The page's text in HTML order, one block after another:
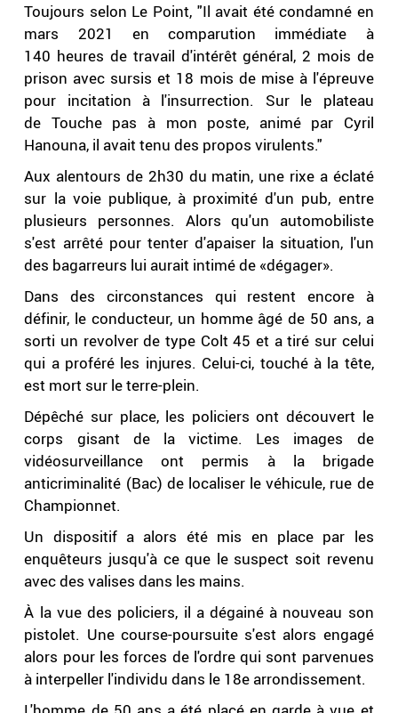
Toujours selon Le Point, "Il avait été condamné en
mars 2021 en comparution immédiate à
140 heures de travail d'intérêt général, 2 mois de
prison avec sursis et 18 mois de mise à l'épreuve
pour incitation à l'insurrection. Sur le plateau
de Touche pas à mon poste, animé par Cyril
Hanouna, il avait tenu des propos virulents."
Aux alentours de 2h30 du matin, une rixe a éclaté
sur la voie publique, à proximité d'un pub, entre
plusieurs personnes. Alors qu'un automobiliste
s'est arrêté pour tenter d'apaiser la situation, l'un
des bagarreurs lui aurait intimé de «dégager».
Dans des circonstances qui restent encore à
définir, le conducteur, un homme âgé de 50 ans, a
sorti un revolver de type Colt 45 et a tiré sur celui
qui a proféré les injures. Celui-ci, touché à la tête,
est mort sur le terre-plein.
Dépêché sur place, les policiers ont découvert le
corps gisant de la victime. Les images de
vidéosurveillance ont permis à la brigade
anticriminalité (Bac) de localiser le véhicule, rue de
Championnet.
Un dispositif a alors été mis en place par les
enquêteurs jusqu'à ce que le suspect soit revenu
avec des valises dans les mains.
À la vue des policiers, il a dégainé à nouveau son
pistolet. Une course-poursuite s'est alors engagé
alors pour les forces de l'ordre qui sont parvenues
à interpeller l'individu dans le 18e arrondissement.